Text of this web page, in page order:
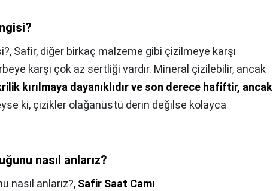
Safir, diğer birkaç malzeme gibi çizilmeye karşı
karşı çok az sertliği vardır. Mineral çizilebilir, ancak
kırılmaya dayanıklıdır ve son derece hafiftir, ancak
ki, çizikler olağanüstü derin değilse kolayca
nasıl anlarız?
nasıl anlarız?, Safir Saat Camı